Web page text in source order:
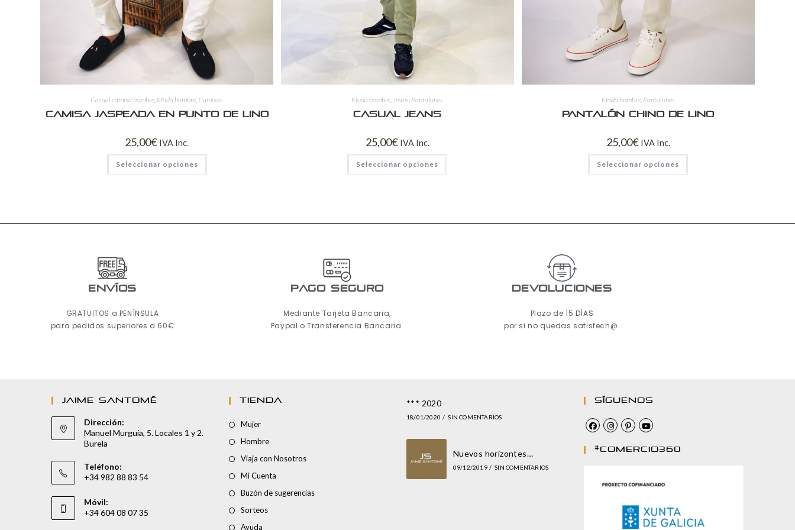
Casual camisa hombre Moda hombre Camisas
Camisa jaspeada en punto de lino
25,00€ IVA Inc.
Seleccionar opciones
Moda hombre Jeans Pantalones
Casual jeans
25,00€ IVA Inc.
Seleccionar opciones
Moda hombre, Pantalones
Pantalón chino de lino
25,00€ IVA Inc.
Seleccionar opciones
ENVÍOS
GRATUITOS a PENÍNSULA
para pedidos superiores a 60€
pago seguro
Mediante Tarjeta Bancaria,
Paypal o Transferencia Bancaria.
Devoluciones
Plazo de 15 DÍAS
por si no quedas satisfech@.
JAIME SANTOMÉ
Dirección:
Manuel Murguía, 5. Locales 1 y 2.
Burela
Teléfono:
+34 982 88 83 54
Móvil:
+34 604 08 07 35
TIENDA
Mujer
Hombre
Viaja con Nosotros
Mi Cuenta
Buzón de sugerencias
Sorteos
Ayuda
*** 2020
18/01/2020 / SIN COMENTARIOS
Nuevos horizontes…
09/12/2019 / SIN COMENTARIOS
Síguenos
#comercio360